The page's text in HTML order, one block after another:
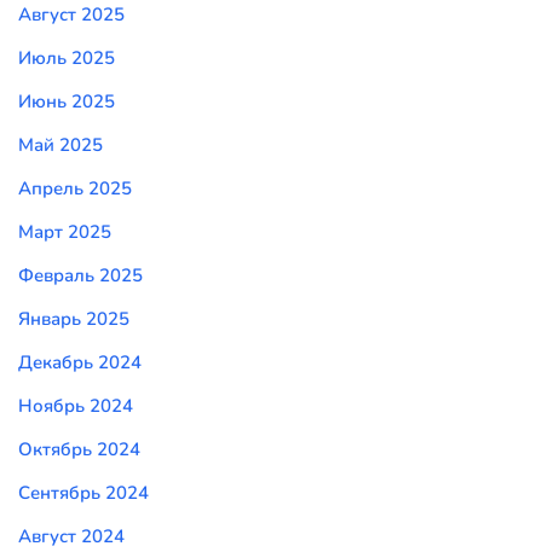
Август 2025
Июль 2025
Июнь 2025
Май 2025
Апрель 2025
Март 2025
Февраль 2025
Январь 2025
Декабрь 2024
Ноябрь 2024
Октябрь 2024
Сентябрь 2024
Август 2024